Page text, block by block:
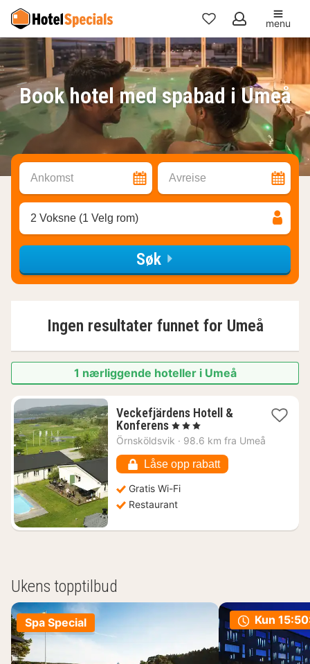
Mine
favoritter
menu
Book hotel med spabad i Umeå
Ankomst Avreise
2 Voksne (1 Velg rom)
Søk
Ingen resultater funnet for Umeå
1 nærliggende hoteller i Umeå
Veckefjärdens Hotell &
Konferens1
natt
1479
kr.
, 3 Stjerner
Örnsköldsvik · 98.6 km fra Umeå
Låse opp rabatt
Gratis Wi-Fi
Restaurant
Ukens topptilbud
Spa Special Kun